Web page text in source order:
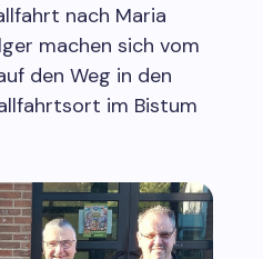
nach Maria
machen sich vom
den Weg in den
im Bistum